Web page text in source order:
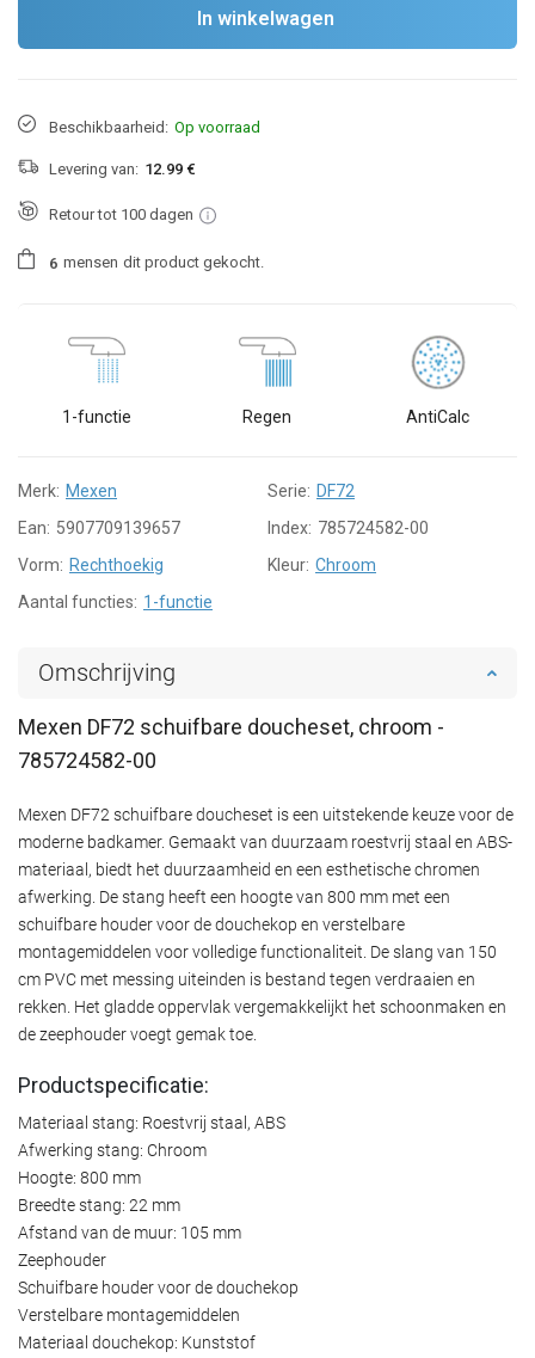
In winkelwagen
Beschikbaarheid: Op voorraad
Levering van: 12.99 €
Retour tot 100 dagen
6 mensen dit product gekocht.
1-functie Regen AntiCalc
Merk: Mexen Serie: DF72
Ean: 5907709139657 Index: 785724582-00
Vorm: Rechthoekig Kleur: Chroom
Aantal functies: 1-functie
Omschrijving
Mexen DF72 schuifbare doucheset, chroom -
785724582-00
Mexen DF72 schuifbare doucheset is een uitstekende keuze voor de
moderne badkamer. Gemaakt van duurzaam roestvrij staal en ABS-
materiaal, biedt het duurzaamheid en een esthetische chromen
afwerking. De stang heeft een hoogte van 800 mm met een
schuifbare houder voor de douchekop en verstelbare
montagemiddelen voor volledige functionaliteit. De slang van 150
cm PVC met messing uiteinden is bestand tegen verdraaien en
rekken. Het gladde oppervlak vergemakkelijkt het schoonmaken en
de zeephouder voegt gemak toe.
Productspecificatie:
Materiaal stang: Roestvrij staal, ABS
Afwerking stang: Chroom
Hoogte: 800 mm
Breedte stang: 22 mm
Afstand van de muur: 105 mm
Zeephouder
Schuifbare houder voor de douchekop
Verstelbare montagemiddelen
Materiaal douchekop: Kunststof